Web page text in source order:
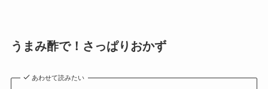
うまみ酢で！さっぱりおかず
あわせて読みたい